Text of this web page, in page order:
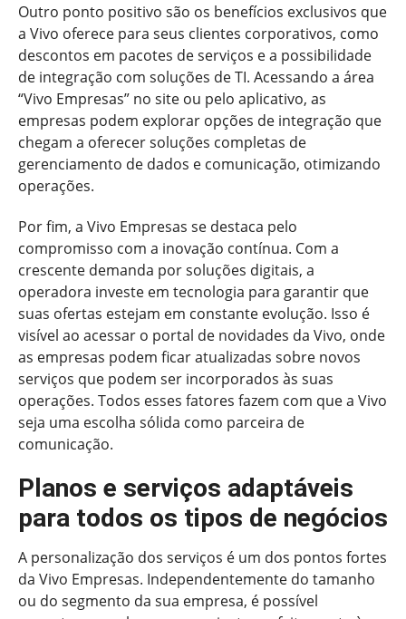
Outro ponto positivo são os benefícios exclusivos que
a Vivo oferece para seus clientes corporativos, como
descontos em pacotes de serviços e a possibilidade
de integração com soluções de TI. Acessando a área
“Vivo Empresas” no site ou pelo aplicativo, as
empresas podem explorar opções de integração que
chegam a oferecer soluções completas de
gerenciamento de dados e comunicação, otimizando
operações.
Por fim, a Vivo Empresas se destaca pelo
compromisso com a inovação contínua. Com a
crescente demanda por soluções digitais, a
operadora investe em tecnologia para garantir que
suas ofertas estejam em constante evolução. Isso é
visível ao acessar o portal de novidades da Vivo, onde
as empresas podem ficar atualizadas sobre novos
serviços que podem ser incorporados às suas
operações. Todos esses fatores fazem com que a Vivo
seja uma escolha sólida como parceira de
comunicação.
Planos e serviços adaptáveis
para todos os tipos de negócios
A personalização dos serviços é um dos pontos fortes
da Vivo Empresas. Independentemente do tamanho
ou do segmento da sua empresa, é possível